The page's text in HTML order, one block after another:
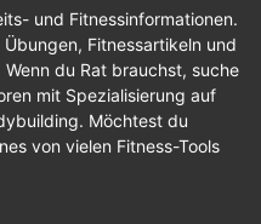
und Fitnessinformationen.
Fitnessartikeln und
du Rat brauchst, suche
mit Spezialisierung auf
Möchtest du
von vielen Fitness-Tools